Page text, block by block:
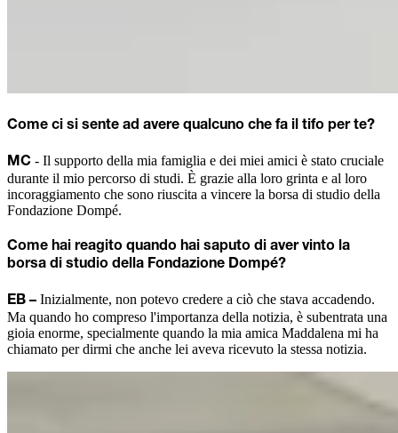
Come ci si sente ad avere qualcuno che fa il tifo per te?
MC - Il supporto della mia famiglia e dei miei amici è stato cruciale
durante il mio percorso di studi. È grazie alla loro grinta e al loro
incoraggiamento che sono riuscita a vincere la borsa di studio della
Fondazione Dompé.
Come hai reagito quando hai saputo di aver vinto la
borsa di studio della Fondazione Dompé?
EB – Inizialmente, non potevo credere a ciò che stava accadendo.
Ma quando ho compreso l'importanza della notizia, è subentrata una
gioia enorme, specialmente quando la mia amica Maddalena mi ha
chiamato per dirmi che anche lei aveva ricevuto la stessa notizia.